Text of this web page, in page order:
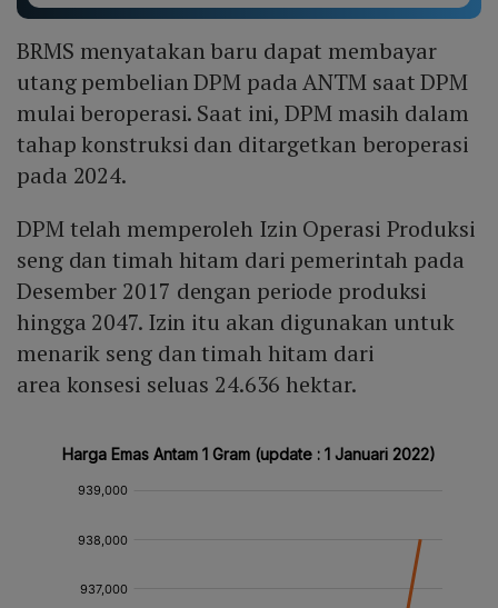
BRMS menyatakan baru dapat membayar
utang pembelian DPM pada ANTM saat DPM
mulai beroperasi. Saat ini, DPM masih dalam
tahap konstruksi dan ditargetkan beroperasi
pada 2024.
DPM telah memperoleh Izin Operasi Produksi
seng dan timah hitam dari pemerintah pada
Desember 2017 dengan periode produksi
hingga 2047. Izin itu akan digunakan untuk
menarik seng dan timah hitam dari
area konsesi seluas 24.636 hektar.